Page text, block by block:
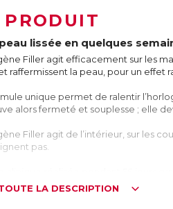
PRODUIT
lissée en quelques
Filler agit efficacement sur les
raffermissent la peau, pour un effet
unique permet de ralentir
alors fermeté et souplesse ; elle
Filler agit de l’intérieur, sur les
pas.
LA DESCRIPTION